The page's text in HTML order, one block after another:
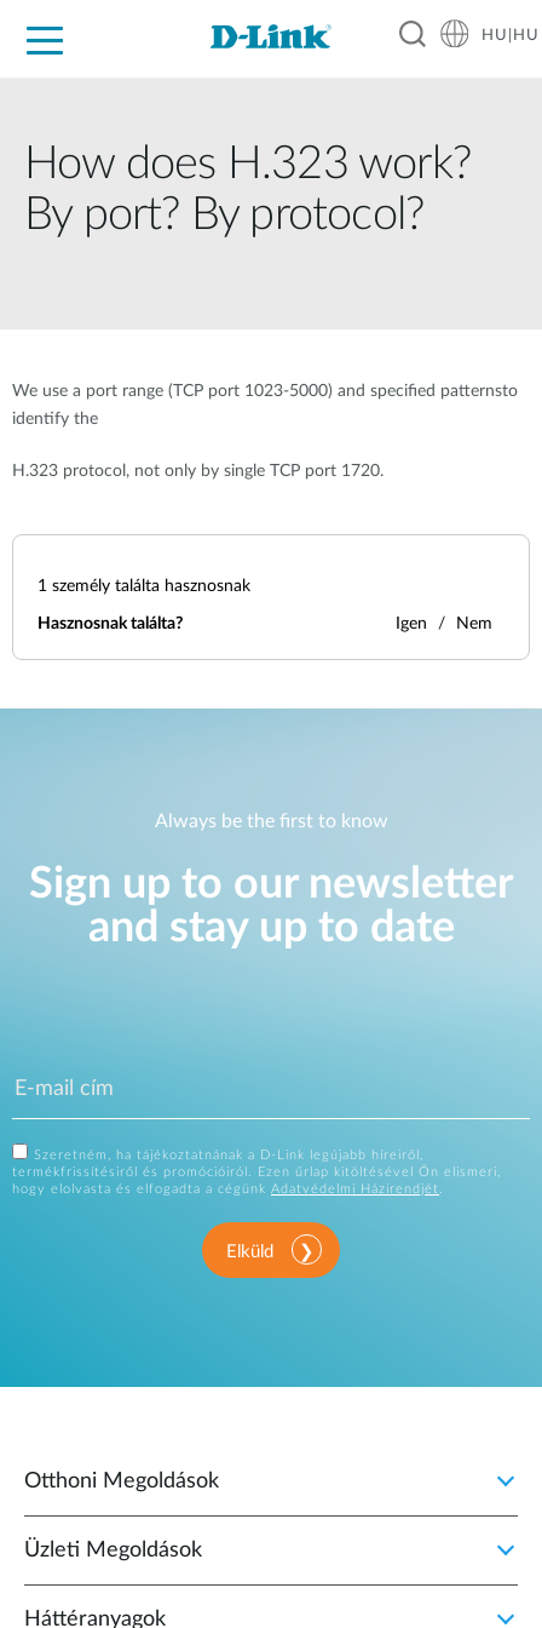
HU|HU
How does H.323 work?
By port? By protocol?
We use a port range (TCP port 1023-5000) and specified patternsto
identify the
H.323 protocol, not only by single TCP port 1720.
1 személy találta hasznosnak
Hasznosnak találta? Igen Nem
Always be the first to know
Sign up to our newsletter
and stay up to date
Szeretném, ha tájékoztatnának a D-Link legújabb híreiről,
termékfrissítésiről és promócióiról. Ezen űrlap kitöltésével Ön elismeri,
hogy elolvasta és elfogadta a cégünk Adatvédelmi Házirendjét.
Elküld
Otthoni Megoldások
Üzleti Megoldások
Háttéranyagok